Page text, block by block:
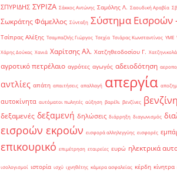
ΣΠΥΡΙΔΗΣ ΣΥΡΙΖΑ Σάκκος Αντώνης Σαμόλης Λ. Σαουδική Αραβία
Σωκράτης Φάμελλος Σύνταξη Σύστημα Εισροών
Τσίπρας Αλέξης Τσαμπαζλής Γιώργος Τσεχία Τσιάρας Κωνσταντίνος ΥΜΕ
Χάρης Δούκας Χανιά Χαρίτσης Αλ. Χατζηθεοδοσίου Γ.
αγροτικό πετρέλαιο αγρότες αγωγός αδειοδότηση
αντλίες απάτη απαιτήσεις απαλλαγή απεργία
αυτοκίνητα αυτόματοι πωλητές αύξηση βαρέλι βενζίνες βενζίνη
δεξαμενές δεξαμενή δηλώσεις διάρρηξη διαγωνισμός
εισροών εκροών εισφορά αλληλεγγύης εισφορές
επικουρικό επιμέτρηση εταιρείες ευρώ ηλεκτρικά
ισολογισμοί ιστορία ισχύ ιχνηθέτης κάμερα ασφαλείας κέρδη κίνητρα